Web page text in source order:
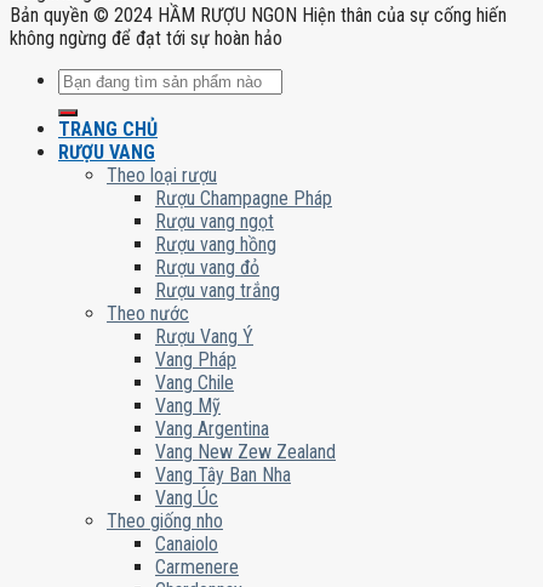
Bản quyền © 2024 HẦM RƯỢU NGON Hiện thân của sự cống hiến
không ngừng để đạt tới sự hoàn hảo
Tìm
TRANG CHỦ
RƯỢU VANG
Theo loại rượu
Rượu Champagne Pháp
Rượu vang ngọt
Rượu vang hồng
Rượu vang đỏ
Rượu vang trắng
Theo nước
Rượu Vang Ý
Vang Pháp
Vang Chile
Vang Mỹ
Vang Argentina
Vang New Zew Zealand
Vang Tây Ban Nha
Vang Úc
Theo giống nho
Canaiolo
Carmenere